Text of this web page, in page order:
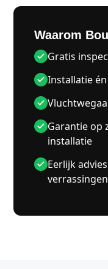
Waarom
Gratis
Installatie
Garantie op
installatie
Eerlijk